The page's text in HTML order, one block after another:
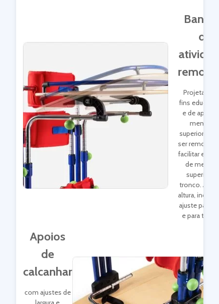
de
Projetada
fins
e de apoio
superiores,
ser removida
facilitar
de
tronco.
altura,
ajuste para
e para
Apoios
de
calcanhar
com ajustes de